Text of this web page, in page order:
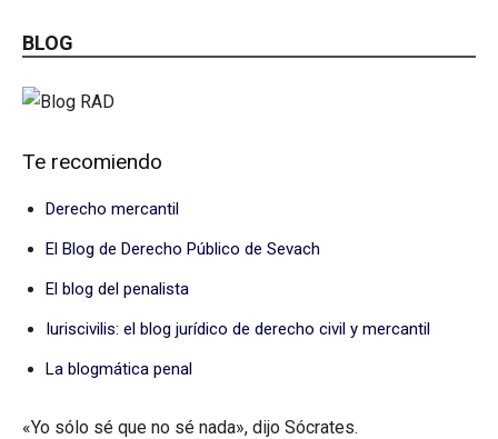
BLOG
Te recomiendo
Derecho mercantil
El Blog de Derecho Público de Sevach
El blog del penalista
Iuriscivilis: el blog jurídico de derecho civil y mercantil
La blogmática penal
«Yo sólo sé que no sé nada», dijo Sócrates.